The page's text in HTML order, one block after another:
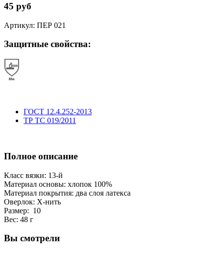
45 руб
Артикул: ПЕР 021
Защитные свойства:
ГОСТ 12.4.252-2013
ТР ТС 019/2011
Полное описание
Класс вязки: 13-й
Материал основы: хлопок 100%
Материал покрытия: два слоя латекса
Оверлок: Х-нить
Размер: 10
Вес: 48 г
Вы смотрели